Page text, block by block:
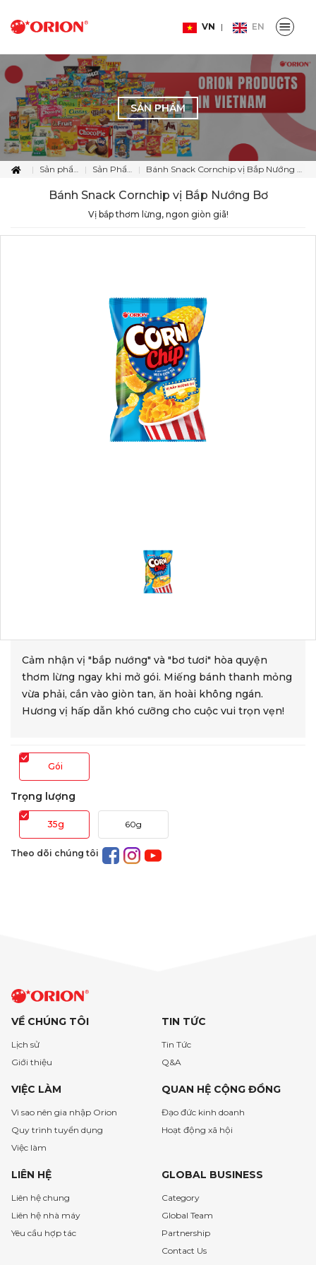
VN EN
SẢN PHẨM
Sản phẩm Sản Phẩm Bánh Snack Cornchip vị Bắp Nướng Bơ
Bánh Snack Cornchip vị Bắp Nướng Bơ
Vị bắp thơm lừng, ngon giòn giã!
Cảm nhận vị "bắp nướng" và "bơ tươi" hòa quyện
thơm lừng ngay khi mở gói. Miếng bánh thanh mỏng
vừa phải, cắn vào giòn tan, ăn hoài không ngán.
Hương vị hấp dẫn khó cưỡng cho cuộc vui trọn vẹn!
Gói
Trọng lượng
35g 60g
Theo dõi chúng tôi
VỀ CHÚNG TÔI
Lịch sử
Giới thiệu
TIN TỨC
Tin Tức
Q&A
VIỆC LÀM
Vì sao nên gia nhập Orion
Quy trình tuyển dụng
Việc làm
QUAN HỆ CỘNG ĐỒNG
Đạo đức kinh doanh
Hoạt động xã hội
LIÊN HỆ
Liên hệ chung
Liên hệ nhà máy
Yêu cầu hợp tác
GLOBAL BUSINESS
Category
Global Team
Partnership
Contact Us